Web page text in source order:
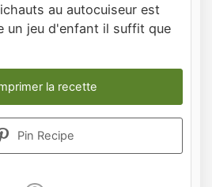
au autocuiseur est
un jeu d'enfant il suffit que
la recette
Pin Recipe